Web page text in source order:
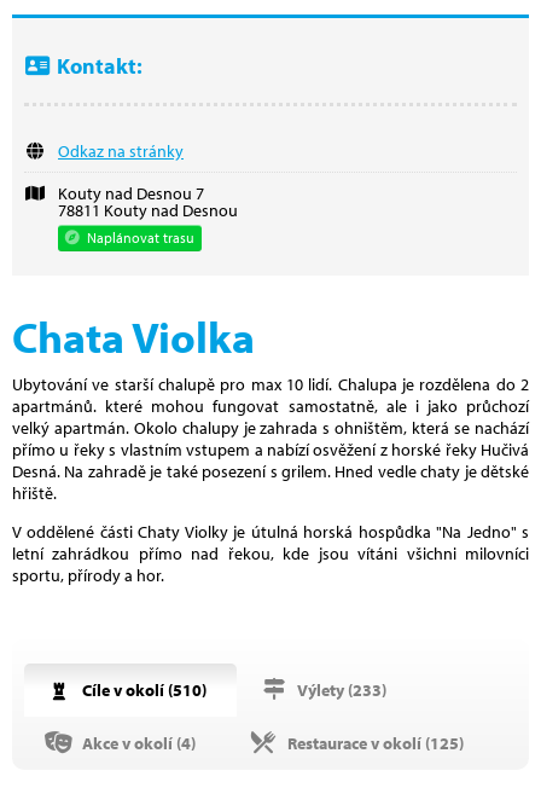
Kontakt:
Odkaz na stránky
Kouty nad Desnou 7
78811 Kouty nad Desnou
Naplánovat trasu
Chata Violka
Ubytování ve starší chalupě pro max 10 lidí. Chalupa je rozdělena do 2
apartmánů. které mohou fungovat samostatně, ale i jako průchozí
velký apartmán. Okolo chalupy je zahrada s ohništěm, která se nachází
přímo u řeky s vlastním vstupem a nabízí osvěžení z horské řeky Hučivá
Desná. Na zahradě je také posezení s grilem. Hned vedle chaty je dětské
hřiště.
V oddělené části Chaty Violky je útulná horská hospůdka "Na Jedno" s
letní zahrádkou přímo nad řekou, kde jsou vítáni všichni milovníci
sportu, přírody a hor.
Cíle v okolí (510) Výlety (233)
Akce v okolí (4) Restaurace v okolí (125)